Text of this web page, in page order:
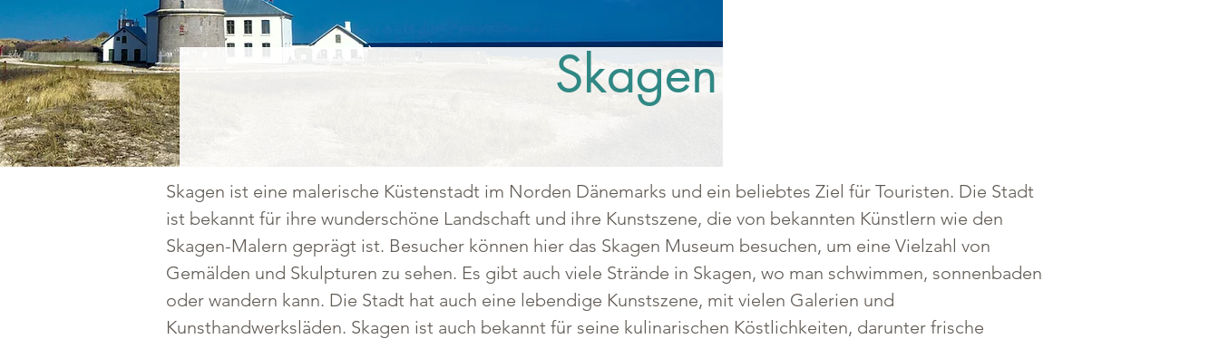
Skagen
Skagen ist eine malerische Küstenstadt im Norden Dänemarks und ein beliebtes Ziel für Touristen. Die Stadt
ist bekannt für ihre wunderschöne Landschaft und ihre Kunstszene, die von bekannten Künstlern wie den
Skagen-Malern geprägt ist. Besucher können hier das Skagen Museum besuchen, um eine Vielzahl von
Gemälden und Skulpturen zu sehen. Es gibt auch viele Strände in Skagen, wo man schwimmen, sonnenbaden
oder wandern kann. Die Stadt hat auch eine lebendige Kunstszene, mit vielen Galerien und
Kunsthandwerksläden. Skagen ist auch bekannt für seine kulinarischen Köstlichkeiten, darunter frische